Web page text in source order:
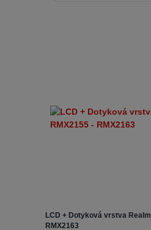
LCD + Dotyková vrstva
RMX2163